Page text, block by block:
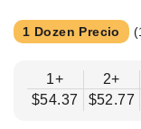
imágenes.
1 Dozen Precio
1+
$54.37
2+
$52.77